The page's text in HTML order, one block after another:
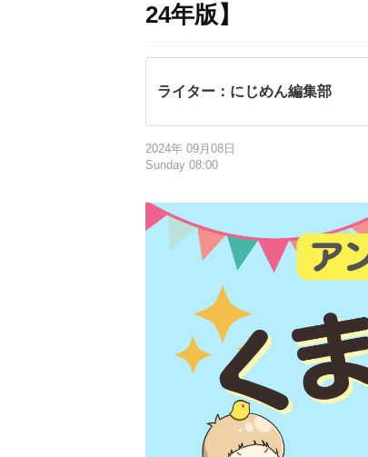
24年版】
ライター：にじめん編集部
2024年 09月08日
Sunday 08:00